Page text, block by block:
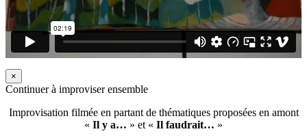
×
Continuer à improviser ensemble
Improvisation filmée en partant de thématiques proposées en amont
« Il y a… » et « Il faudrait… »